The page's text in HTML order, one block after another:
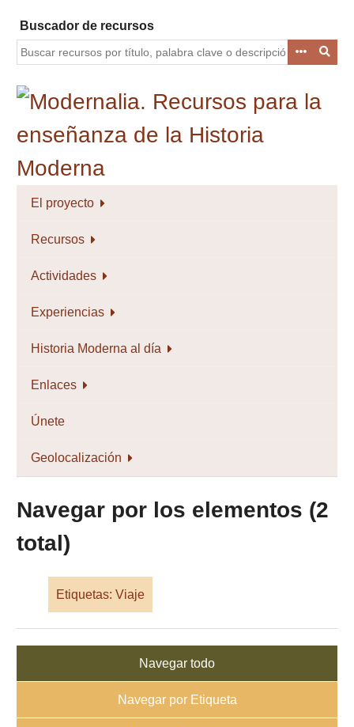
contenido
principal
Buscador de recursos
El proyecto
Recursos
Actividades
Experiencias
Historia Moderna al día
Enlaces
Únete
Geolocalización
Navegar por los elementos (2
total)
Etiquetas: Viaje
Navegar todo
Navegar por Etiqueta